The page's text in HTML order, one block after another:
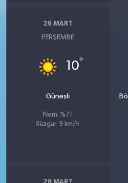
26 MART
PERŞEMBE
10°
Güneşli
Nem: %71
Rüzgar: 9 km/h